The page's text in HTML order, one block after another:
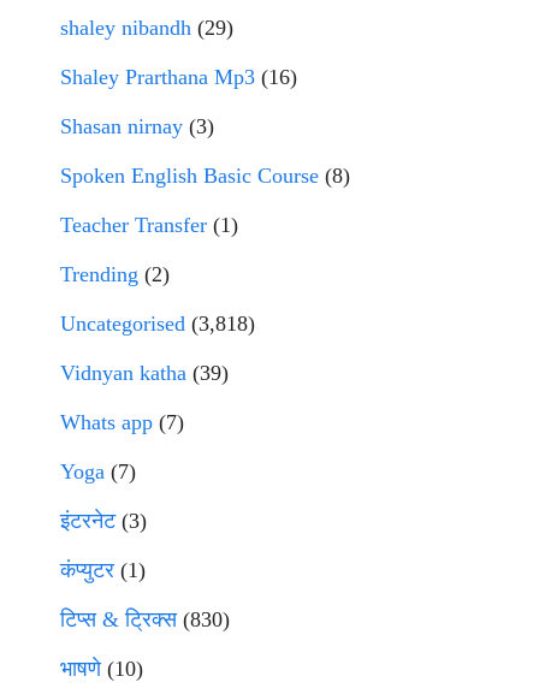
shaley nibandh (29)
Shaley Prarthana Mp3 (16)
Shasan nirnay (3)
Spoken English Basic Course (8)
Teacher Transfer (1)
Trending (2)
Uncategorised (3,818)
Vidnyan katha (39)
Whats app (7)
Yoga (7)
इंटरनेट(3)
कंप्युटर (1)
टिप्स & ट्रिक्स(830)
भाषणे(10)